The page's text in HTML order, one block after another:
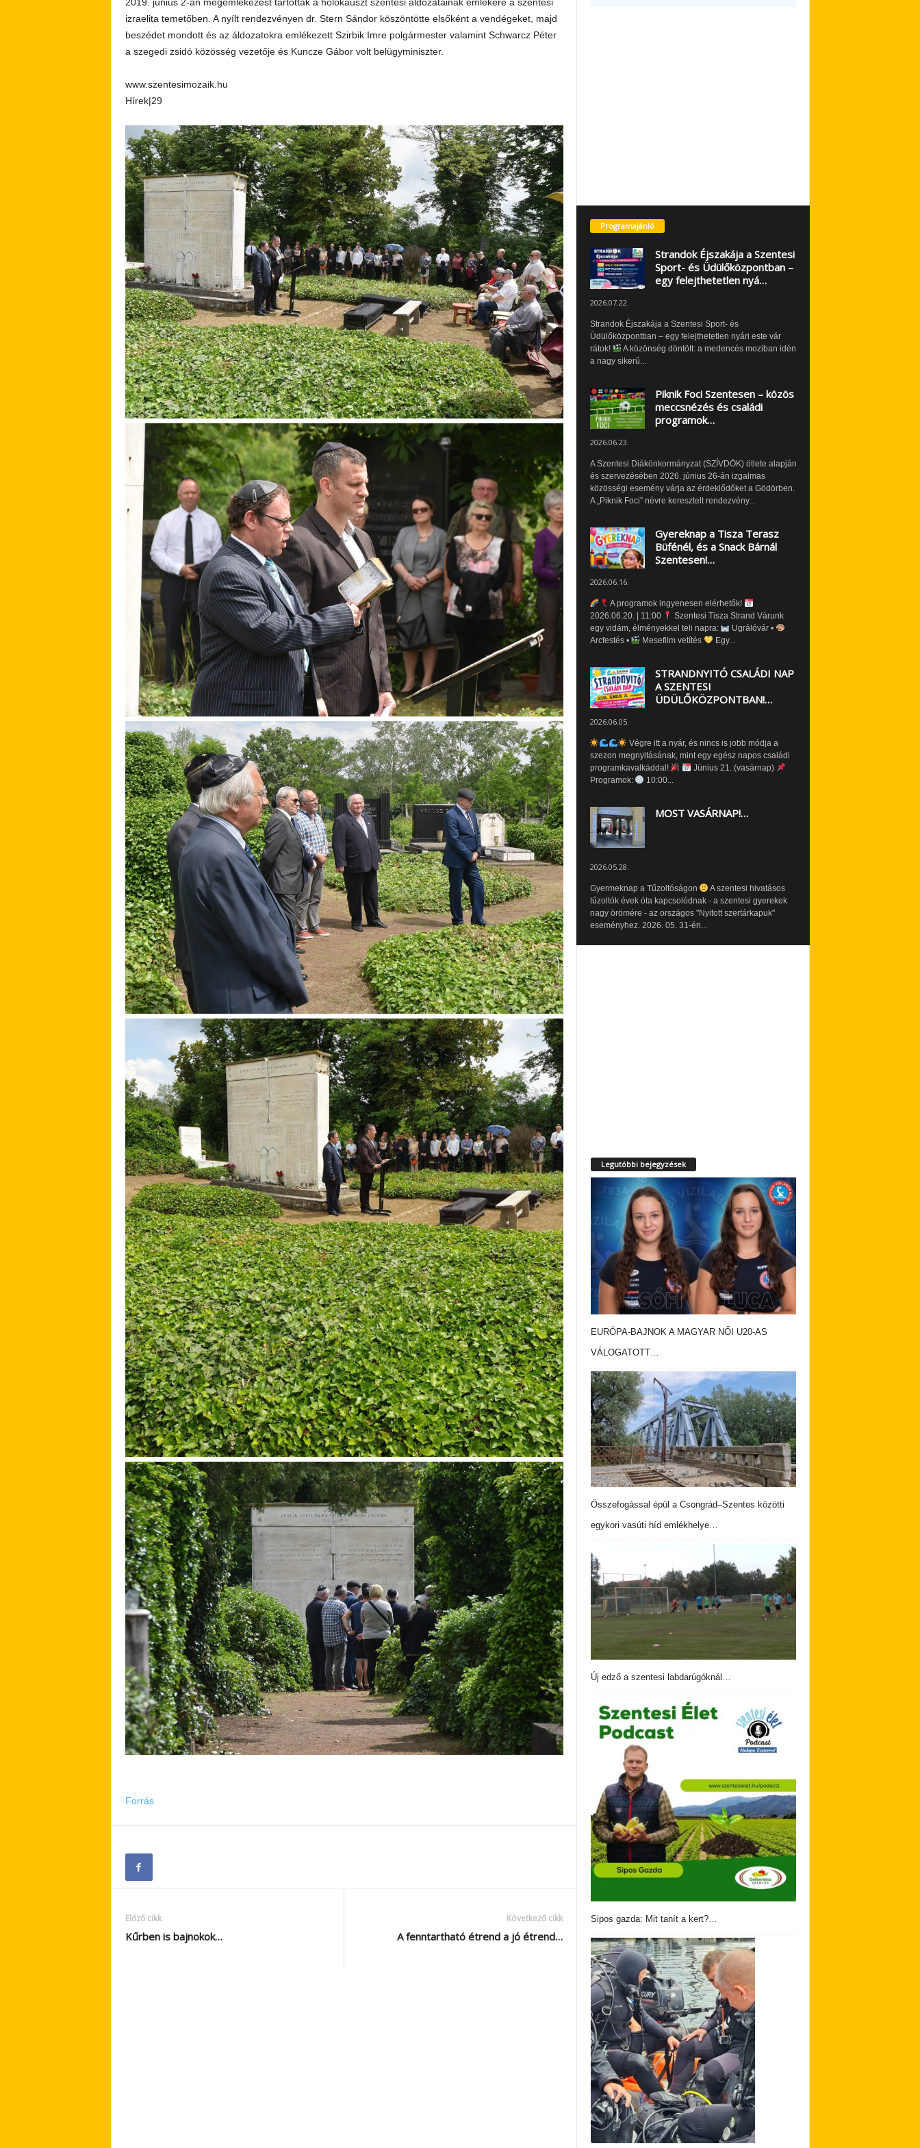
izraelita temetőben. A nyílt rendezvényen dr. Stern Sándor köszöntötte elsőként a vendégeket, majd
beszédet mondott és az áldozatokra emlékezett Szirbik Imre polgármester valamint Schwarcz Péter
a szegedi zsidó közösség vezetője és Kuncze Gábor volt belügyminiszter.
www.szentesimozaik.hu
Hírek|29
Forrás
Előző cikk
Kűrben is bajnokok…
Következő cikk
A fenntartható étrend a jó étrend…
Programajánló
Strandok Éjszakája a Szentesi
Sport- és Üdülőközpontban –
egy felejthetetlen nyá…
2026.07.22.
Strandok Éjszakája a Szentesi Sport- és
Üdülőközpontban – egy felejthetetlen nyári este vár
rátok!
A közönség döntött: a medencés moziban idén
a nagy sikerű...
Piknik Foci Szentesen – közös
meccsnézés és családi
programok…
2026.06.23.
A Szentesi Diákönkormányzat (SZÍVDÖK) ötlete alapján
és szervezésében 2026. június 26-án izgalmas
közösségi esemény várja az érdeklődőket a Gödörben.
A „Piknik Foci” névre keresztelt rendezvény...
Gyereknap a Tisza Terasz
Büfénél, és a Snack Bárnál
Szentesen!…
2026.06.16.
A programok ingyenesen elérhetők!
2026.06.20. | 11:00
Szentesi Tisza Strand Várunk
egy vidám, élményekkel teli napra:
Ugrálóvár •
Arcfestés •
Mesefilm vetítés Egy...
STRANDNYITÓ CSALÁDI NAP
A SZENTESI
ÜDÜLŐKÖZPONTBAN!…
2026.06.05.
Végre itt a nyár, és nincs is jobb módja a
szezon megnyitásának, mint egy egész napos családi
programkavalkáddal!
Június 21. (vasárnap)
Programok:
10:00...
MOST VASÁRNAP!…
2026.05.28.
Gyermeknap a Tűzoltóságon
A szentesi hivatásos
tűzoltók évek óta kapcsolódnak - a szentesi gyerekek
nagy örömére - az országos "Nyitott szertárkapuk"
eseményhez. 2026. 05. 31-én...
Legutóbbi bejegyzések
EURÓPA-BAJNOK A MAGYAR NŐI U20-AS
VÁLOGATOTT…
Összefogással épül a Csongrád–Szentes közötti
egykori vasúti híd emlékhelye…
Új edző a szentesi labdarúgóknál…
Sipos gazda: Mit tanít a kert?…